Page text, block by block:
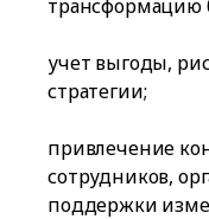
трансформацию
учет выгоды,
стратегии;
привлечение
сотрудников,
поддержки